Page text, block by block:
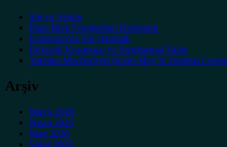
Şiir ve Anlam
İlhan Berk Fotoğrafları Derlemesi
Instagram’da Şiir Okumak
Psikoloji Kuşatması ve Sentimental Value
Yaratma Mecburiyeti (Rollo May’in Yaratma
Arşiv
Mayıs 2026
Nisan 2026
Mart 2026
Şubat 2026